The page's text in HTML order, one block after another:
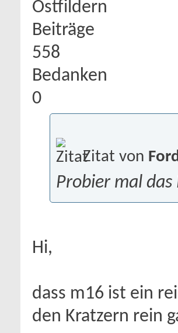
Ostfildern
Beiträge
558
Bedanken
0
Zitat von
Probier mal
Hi,
dass m16 ist ein
den Kratzern rein